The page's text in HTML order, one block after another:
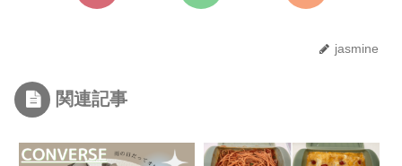
jasmine
関連記事